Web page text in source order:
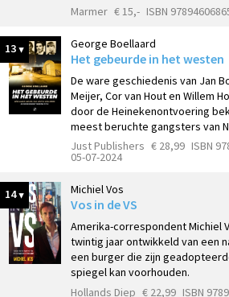
Marmer € 15,- ISBN
13 George Boellaard
Het gebeurde in het westen
De ware geschiedenis van Jan
Meijer, Cor van Hout en Willem
door de Heinekenontvoering
meest beruchte gangsters van
Just Publishers € 28,99 ISBN
05-07-2024
14 Michiel Vos
Vos in de VS
Amerika-correspondent Michiel
twintig jaar ontwikkeld van een
een burger die zijn
spiegel kan voorhouden.
Hollands Diep € 22,99 ISBN